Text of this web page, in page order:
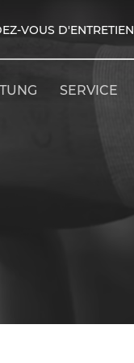
VOUS D'ENTRETIEN
SERVICE